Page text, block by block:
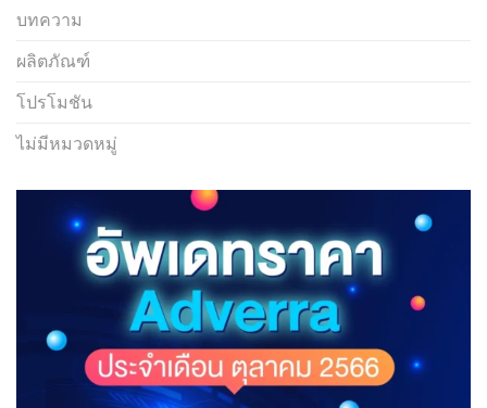
บทความ
ผลิตภัณฑ์
โปรโมชัน
ไม่มีหมวดหมู่